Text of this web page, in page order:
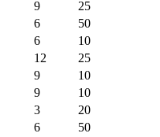
9
25
6
50
6
10
12
25
9
10
9
10
3
20
6
50